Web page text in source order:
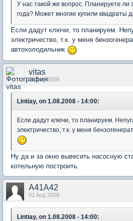
У нас такой же вопрос. Планируете ли
года? Может многие купили квадраты
Если дадут ключи, то планируем.
электричество, т.к. у меня
автохолодильник
vitas
01 Aug 2008
Lintiay, on 1.08.2008 - 14:00:
Если дадут ключи, то планируем.
электричество, т.к. у меня
Ну да и за окно вывесить насосную
котельную построить.
A41A42
01 Aug 2008
Lintiay, on 1.08.2008 - 14:00: